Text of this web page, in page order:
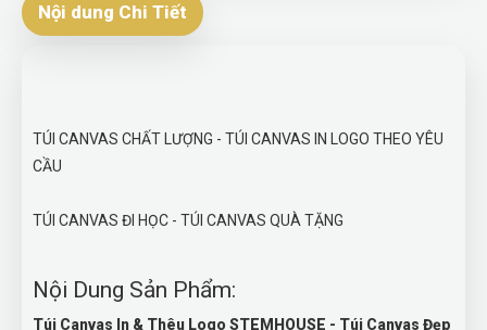
Nội dung Chi Tiết
TÚI CANVAS CHẤT LƯỢNG - TÚI CANVAS IN LOGO THEO YÊU
CẦU
TÚI CANVAS ĐI HỌC - TÚI CANVAS QUÀ TẶNG
Nội Dung Sản Phẩm:
Túi Canvas In & Thêu Logo STEMHOUSE - Túi Canvas Đẹp